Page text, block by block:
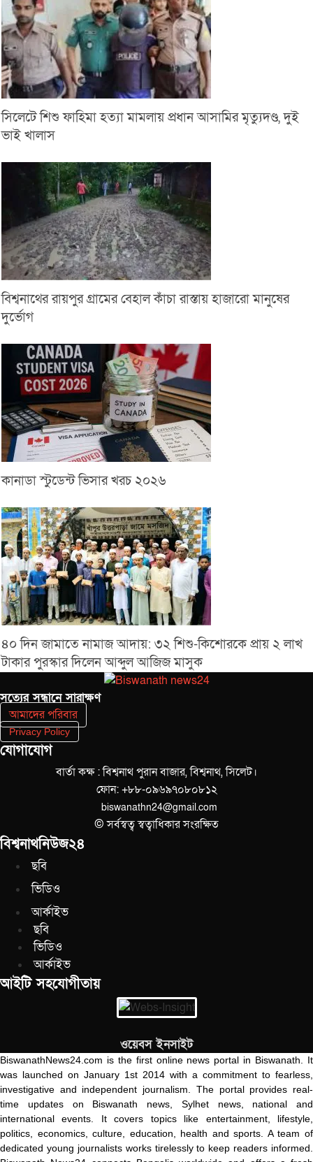
সিলেটে শিশু ফাহিমা হত্যা মামলায় প্রধান আসামির মৃত্যুদণ্ড, দুই
ভাই খালাস
বিশ্বনাথের রায়পুর গ্রামের বেহাল কাঁচা রাস্তায় হাজারো মানুষের
দুর্ভোগ
কানাডা স্টুডেন্ট ভিসার খরচ ২০২৬
৪০ দিন জামাতে নামাজ আদায়: ৩২ শিশু-কিশোরকে প্রায় ২ লাখ
টাকার পুরস্কার দিলেন আব্দুল আজিজ মাসুক
সত‌্যের সন্ধানে সারাক্ষণ
আমাদের পরিবার
Privacy Policy
যোগাযোগ
বার্তা কক্ষ : বিশ্বনাথ পুরান বাজার, বিশ্বনাথ, সিলেট।
ফোন: +৮৮-০৯৬৯৭০৮০৮১২
biswanathn24@gmail.com
© সর্বস্বত্ব স্বত্বাধিকার সংরক্ষিত
বিশ্বনাথনিউজ২৪
ছবি
ভিডিও
আর্কাইভ
ছবি
ভিডিও
আর্কাইভ
আইটি সহযোগীতায়
ওয়েবস ইনসাইট
BiswanathNews24.com is the first online news portal in Biswanath. It
was launched on January 1st 2014 with a commitment to fearless,
investigative and independent journalism. The portal provides real-
time updates on Biswanath news, Sylhet news, national and
international events. It covers topics like entertainment, lifestyle,
politics, economics, culture, education, health and sports. A team of
dedicated young journalists works tirelessly to keep readers informed.